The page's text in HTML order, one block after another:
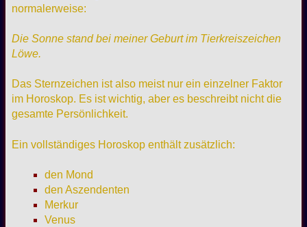
normalerweise:
Die Sonne stand bei meiner Geburt im Tierkreiszeichen
Löwe.
Das Sternzeichen ist also meist nur ein einzelner Faktor
im Horoskop. Es ist wichtig, aber es beschreibt nicht die
gesamte Persönlichkeit.
Ein vollständiges Horoskop enthält zusätzlich:
den Mond
den Aszendenten
Merkur
Venus